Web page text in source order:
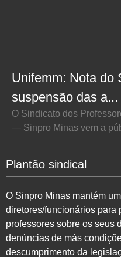
Unifemm: Nota do
suspensão das a...
O Sindicato dos
— Sinpro Minas vem a
Plantão sindical
O Sinpro Minas mantém
diretores/funcionários para
professores sobre os seus
denúncias de más
descumprimento da